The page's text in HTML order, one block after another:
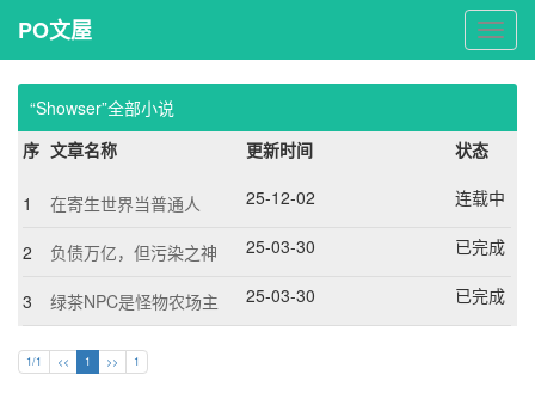
PO
文
屋
PO文屋
“Showser”全部小说
序 文章名称 更新时间 状态
1 在寄生世界当普通人 25-12-02 连载中
2 负债万亿，但污染之神 25-03-30 已完成
3 绿茶NPC是怪物农场主 25-03-30 已完成
1/1 << 1 >> 1